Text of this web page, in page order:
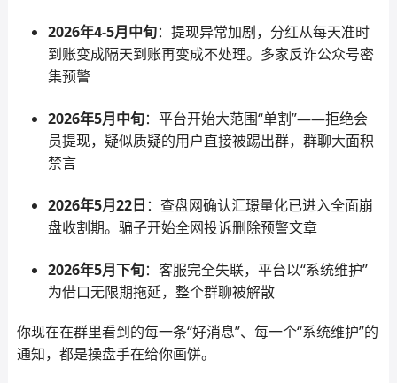
2026年4-5月中旬：提现异常加剧，分红从每天准时
到账变成隔天到账再变成不处理。多家反诈公众号密
集预警
2026年5月中旬：平台开始大范围“单割”——拒绝会
员提现，疑似质疑的用户直接被踢出群，群聊大面积
禁言
2026年5月22日 ：查盘网确认汇璟量化已进入全面崩
盘收割期。骗子开始全网投诉删除预警文章
2026年5月下旬：客服完全失联，平台以“系统维护”
为借口无限期拖延，整个群聊被解散
你现在在群里看到的每一条“好消息”、每一个“系统维护”的
通知，都是操盘手在给你画饼。